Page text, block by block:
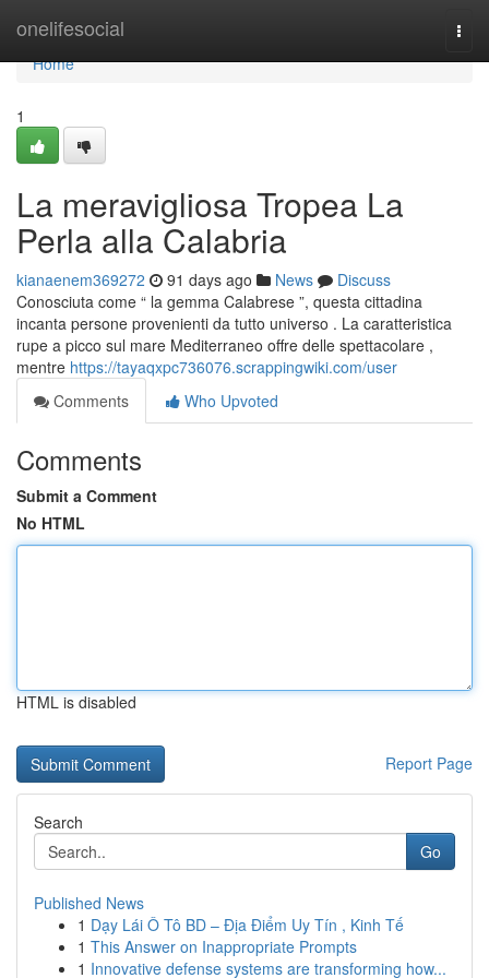
onelifesocial
Home
Home
1
La meravigliosa Tropea La
Perla alla Calabria
kianaenem369272 91 days ago News
Discuss
Conosciuta come “ la gemma Calabrese ”, questa cittadina
incanta persone provenienti da tutto universo . La caratteristica
rupe a picco sul mare Mediterraneo offre delle spettacolare ,
mentre https://tayaqxpc736076.scrappingwiki.com/user
Comments
Who Upvoted
Comments
Submit a Comment
No HTML
HTML is disabled
Report Page
Search
Go
Published News
1 Dạy Lái Ô Tô BD – Địa Điểm Uy Tín , Kinh Tế
1 This Answer on Inappropriate Prompts
1 Innovative defense systems are transforming how...